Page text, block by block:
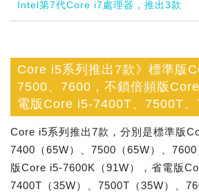
Intel第7代Core i7處理器，推出3款
Core i5系列推出7款》標準版
7500、7600，不鎖倍頻版
電版Core i5-7400T、7500T
Core i5系列推出7款，分別是標準版
7400（65W）、7500（65W）、
版Core i5-7600K（91W），省電版
7400T（35W）、7500T（35W）、